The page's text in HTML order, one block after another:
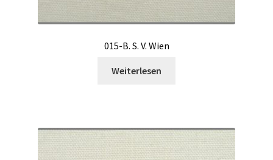
015-B. S. V. Wien
Weiterlesen